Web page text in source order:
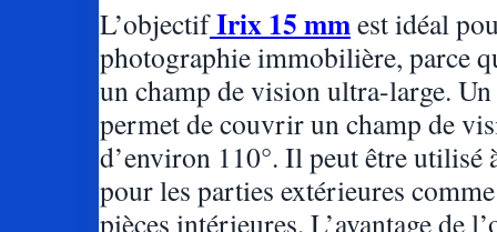
L’objectifIrix 15 mmest idéal
photographie immobilière, parce
un champ de vision ultra-large.
permet de couvrir un champ de
d’environ 110°. Il peut être utilisé
pour les parties extérieures
pièces intérieures. L’avantage de